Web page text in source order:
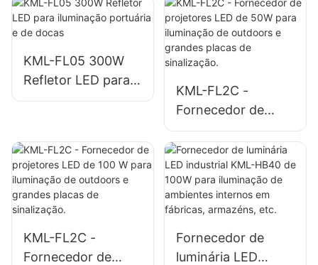
industriais,
outdoors e
iluminação de
grandes placas.
de praças e
parques.
KML-FL05 300W
Refletor LED para
iluminação
docas
KML-FL2C -
Fornecedor de
projetores LED de
50W para
iluminação de
outdoors e grandes
placas de
KML-FL2C -
Fornecedor de
Fornecedor de
luminária LED